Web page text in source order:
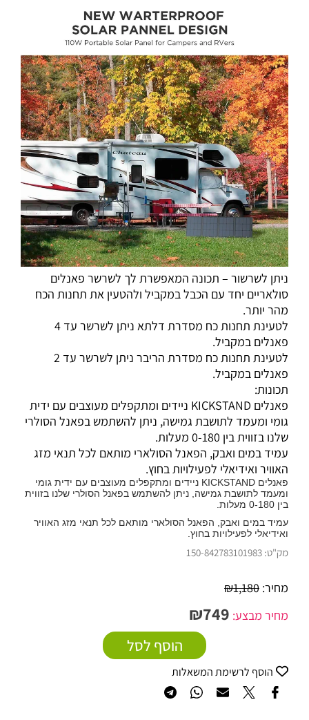
ניתן לשרשור – תכונה המאפשרת לך לשרשר פאנלים
סולאריים יחד עם הכבל במקביל ולהטעין את תחנות הכח
מהר יותר.
לטעינת תחנות כח מסדרת דלתא ניתן לשרשר עד 4
פאנלים במקביל.
לטעינת תחנות כח מסדרת הריבר ניתן לשרשר עד 2
פאנלים במקביל.
תכונות:
פאנלים KICKSTAND ניידים ומתקפלים מעוצבים עם ידית
גומי ומעמד לתושבת גמישה, ניתן להשתמש בפאנל הסולרי
שלנו בזווית בין 0-180 מעלות.
עמיד במים ואבק, הפאנל הסולארי מותאם לכל תנאי מזג
האוויר ואידיאלי לפעילויות בחוץ.
פאנלים KICKSTAND ניידים ומתקפלים מעוצבים עם ידית גומי
ומעמד לתושבת גמישה, ניתן להשתמש בפאנל הסולרי שלנו בזווית
בין 0-180 מעלות.
עמיד במים ואבק, הפאנל הסולארי מותאם לכל תנאי מזג האוויר
ואידיאלי לפעילויות בחוץ.
מק"ט: 150-842783101983
מחיר: ₪1,180
מחיר מבצע:
₪749
הוסף לסל
הוסף לרשימת המשאלות